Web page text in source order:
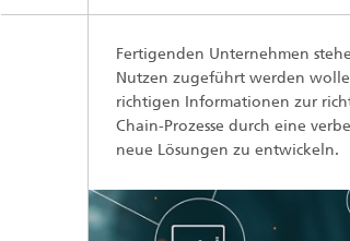
Fertigenden Unternehmen
Nutzen zugeführt werden
richtigen Informationen zur
Chain-Prozesse durch eine
neue Lösungen zu entwickeln.